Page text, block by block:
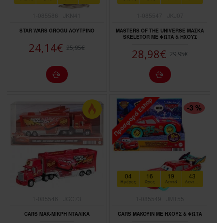
STAR WARS GROGU ΛΟΥΤΡΙΝΟ
24,14€ 25,95€
MASTERS OF THE UNIVERSE ΜΑΣΚΑ
SKELETOR ΜΕ ΦΩΤΑ & ΗΧΟΥΣ
28,98€ 29,95€
CARS ΜΑΚ-ΜΙΚΡΗ ΝΤΑΛΙΚΑ
ΠΤΏΣΗ ΤΙΜΉΣ
Προσφορά Eshop -3 %
04
Ημέρες
16
Ώρες
19
Λεπτά
41
CARS MAKOYIN ΜΕ ΗΧΟΥΣ & ΦΩΤΑ